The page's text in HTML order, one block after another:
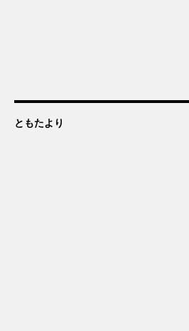
ともたより